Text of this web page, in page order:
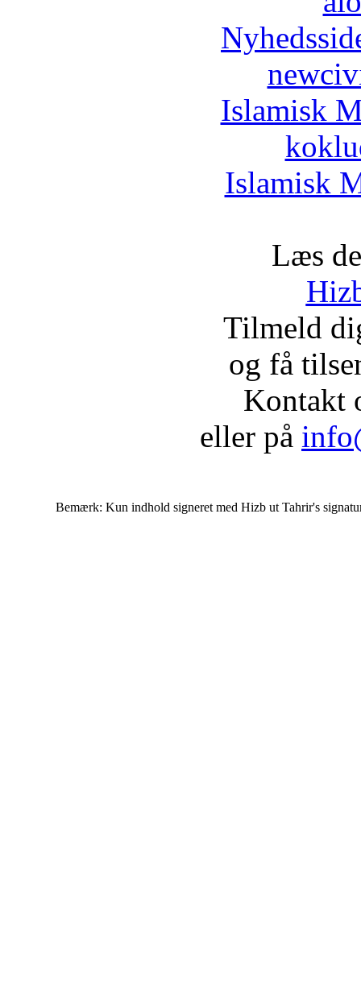
Islamisk
Islamisk
Læs
Tilmeld
og få
Kontakt
eller på
Bemærk: Kun indhold signeret med Hizb ut Tahrir's